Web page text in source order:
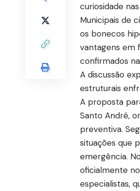
curiosidade
Municipais de
os bonecos
vantagens em
confirmados
A discussão
estruturais
A proposta
Santo André,
preventiva.
situações que
emergência.
oficialmente
especialistas,